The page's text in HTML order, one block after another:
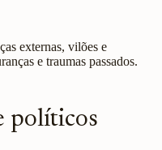
externas, vilões e
e traumas passados.
políticos